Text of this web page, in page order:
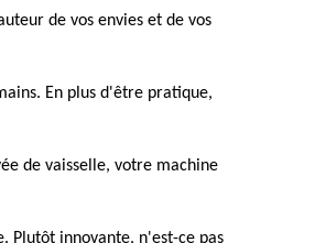
de vos envies et de vos
En plus d'être pratique,
de vaisselle, votre machine
Plutôt innovante, n'est-ce pas